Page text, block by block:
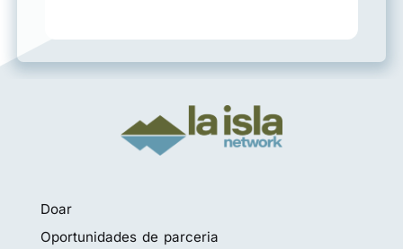
Doar
Oportunidades de parceria